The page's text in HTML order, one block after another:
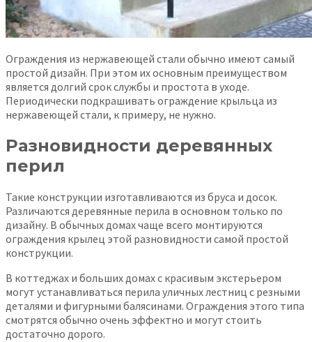
Ограждения из нержавеющей стали обычно имеют самый
простой дизайн. При этом их основным преимуществом
является долгий срок службы и простота в уходе.
Периодически подкрашивать ограждение крыльца из
нержавеющей стали, к примеру, не нужно.
Разновидности деревянных
перил
Такие конструкции изготавливаются из бруса и досок.
Различаются деревянные перила в основном только по
дизайну. В обычных домах чаще всего монтируются
ограждения крылец этой разновидности самой простой
конструкции.
В коттеджах и больших домах с красивым экстерьером
могут устанавливаться перила уличных лестниц с резными
деталями и фигурными балясинами. Ограждения этого типа
смотрятся обычно очень эффектно и могут стоить
достаточно дорого.